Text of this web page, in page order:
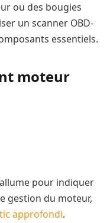
ou des bougies
un scanner OBD-
essentiels.
moteur
pour indiquer
gestion du moteur,
approfondi.